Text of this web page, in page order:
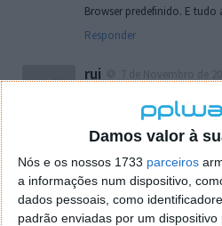
Damos valor à
Nós e os nossos 1733 parceiros
a informações num dispositivo,
dados pessoais, como
padrão enviadas por um
Browser predefinido. E
Responder
rui
localizaçao referida n se
o firefox como browser
tentei apagar o explorer na
firefox mas em vao. Kaso
agradecido, caso contrario